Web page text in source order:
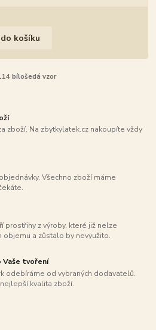
košíku
bílošedá vzor
zboží. Na zbytkylatek.cz nakoupíte vždy
Všechno zboží máme
prostřihy z výroby, které již nelze
objemu a zůstalo by nevyužito.
Vaše tvoření
odebíráme od vybraných dodavatelů.
kvalita zboží.